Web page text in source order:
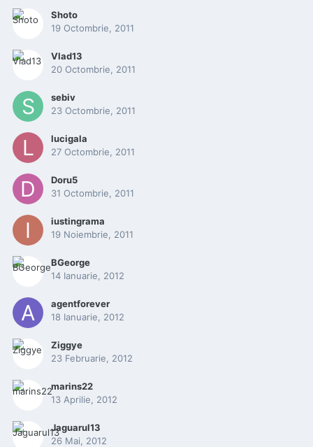
Shoto
19 Octombrie, 2011
Vlad13
20 Octombrie, 2011
sebiv
23 Octombrie, 2011
lucigala
27 Octombrie, 2011
Doru5
31 Octombrie, 2011
iustingrama
19 Noiembrie, 2011
BGeorge
14 Ianuarie, 2012
agentforever
18 Ianuarie, 2012
Ziggye
23 Februarie, 2012
marins22
13 Aprilie, 2012
Jaguarul13
26 Mai, 2012